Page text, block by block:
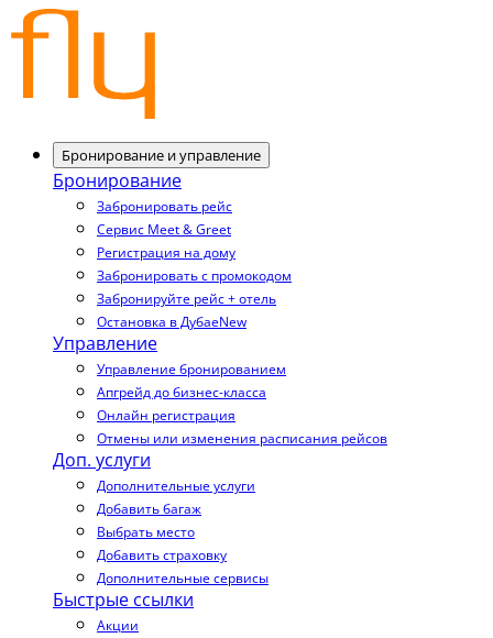
Бронирование и управление
Бронирование
Забронировать рейс
Сервис Meet & Greet
Регистрация на дому
Забронировать с промокодом
Забронируйте рейс + отель
Остановка в ДубаеNew
Управление
Управление бронированием
Апгрейд до бизнес-класса
Онлайн регистрация
Отмены или изменения расписания рейсов
Доп. услуги
Дополнительные услуги
Добавить багаж
Выбрать место
Добавить страховку
Дополнительные сервисы
Быстрые ссылки
Акции